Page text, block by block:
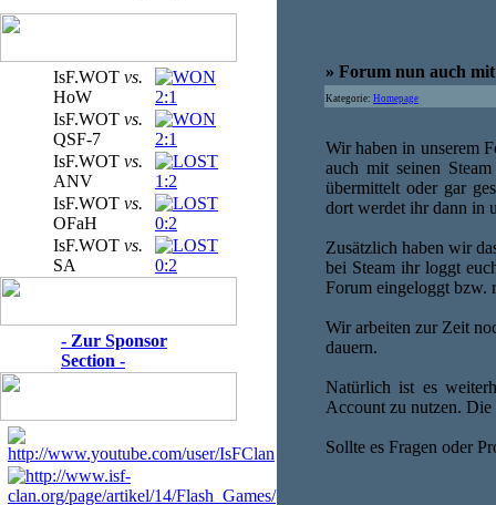
IsF.WOT vs.
HoW
2:1
IsF.WOT vs.
QSF-7
2:1
IsF.WOT vs.
ANV
1:2
IsF.WOT vs.
OFaH
0:2
IsF.WOT vs.
SA
0:2
- Zur Sponsor
Section -
» Forum nun auch
Kategorie: Homepage
Wir haben in unserem
auch mit seinen
übermittelt oder gar
dort werdet ihr dann in
Zusätzlich haben wir
bei Steam ihr loggt
Forum eingeloggt bzw.
Wir arbeiten zur Zeit
dauern.
Natürlich ist es
Account zu nutzen.
Sollte es Fragen oder